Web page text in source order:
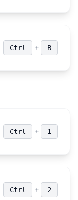
Ctrl + B
Ctrl + 1
Ctrl + 2